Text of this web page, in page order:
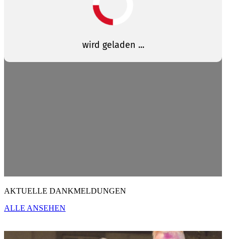
AKTUELLE DANKMELDUNGEN
ALLE ANSEHEN